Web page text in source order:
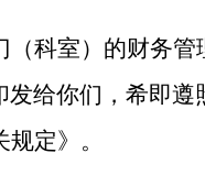
科室）的财务
给你们，希即遵
定》。